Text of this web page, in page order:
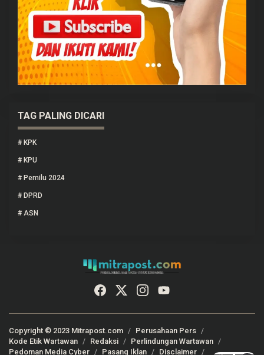
TAG PALING DICARI
# KPK
# KPU
# Pemilu 2024
# DPRD
# ASN
Copyright © 2023 Mitrapost.com
Perusahaan Pers
Kode Etik Wartawan
Redaksi
Perlindungan Wartawan
Pedoman Media Cyber
Pasang Iklan Disclaimer